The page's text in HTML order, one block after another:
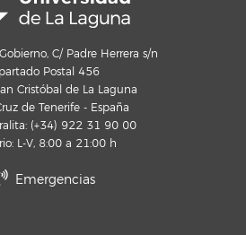
C/ Padre Herrera s/n
Postal 456
Cristóbal de La Laguna
de Tenerife - España
(+34) 922 31 90 00
L-V, 8:00 a 21:00 h
Emergencias